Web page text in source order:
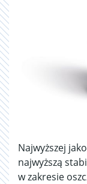
Najwyższej
najwyższą
w zakresie